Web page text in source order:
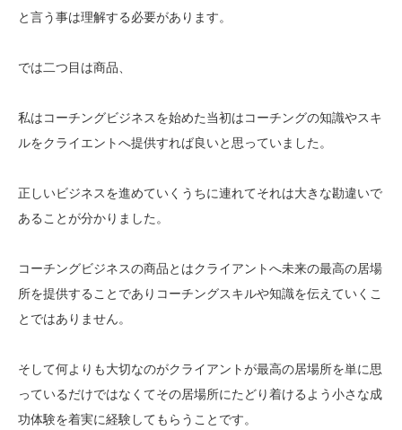
と言う事は理解する必要があります。
では二つ目は商品、
私はコーチングビジネスを始めた当初はコーチングの知識やスキ
ルをクライエントへ提供すれば良いと思っていました。
正しいビジネスを進めていくうちに連れてそれは大きな勘違いで
あることが分かりました。
コーチングビジネスの商品とはクライアントへ未来の最高の居場
所を提供することでありコーチングスキルや知識を伝えていくこ
とではありません。
そして何よりも大切なのがクライアントが最高の居場所を単に思
っているだけではなくてその居場所にたどり着けるよう小さな成
功体験を着実に経験してもらうことです。